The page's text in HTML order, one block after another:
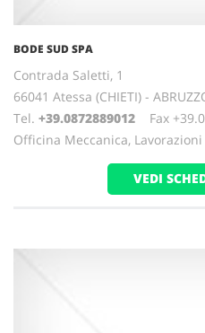
BODE SUD SPA
Contrada Saletti, 1
66041 Atessa (CHIETI) -
Tel. +39.0872889012 Fax
Officina Meccanica,
VEDI